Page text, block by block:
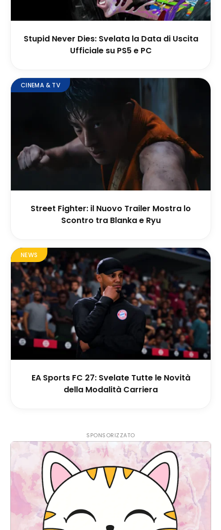
Stupid Never Dies: Svelata la Data di Uscita
Ufficiale su PS5 e PC
CINEMA & TV
Street Fighter: il Nuovo Trailer Mostra lo
Scontro tra Blanka e Ryu
NEWS
EA Sports FC 27: Svelate Tutte le Novità
della Modalità Carriera
SPONSORIZZATO